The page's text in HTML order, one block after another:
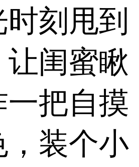
刻甩到
让闺蜜瞅
一把自摸
，装个小